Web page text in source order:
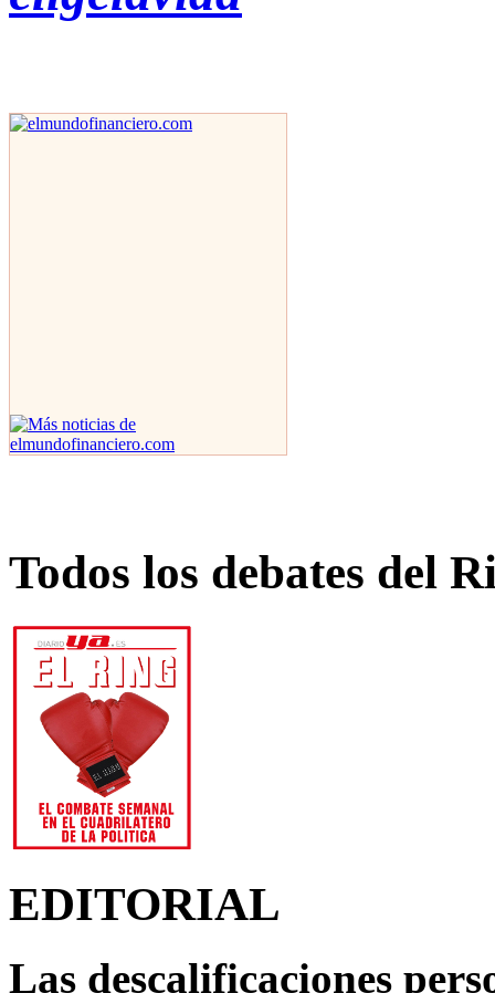
Todos los debates del
EDITORIAL
Las descalificaciones